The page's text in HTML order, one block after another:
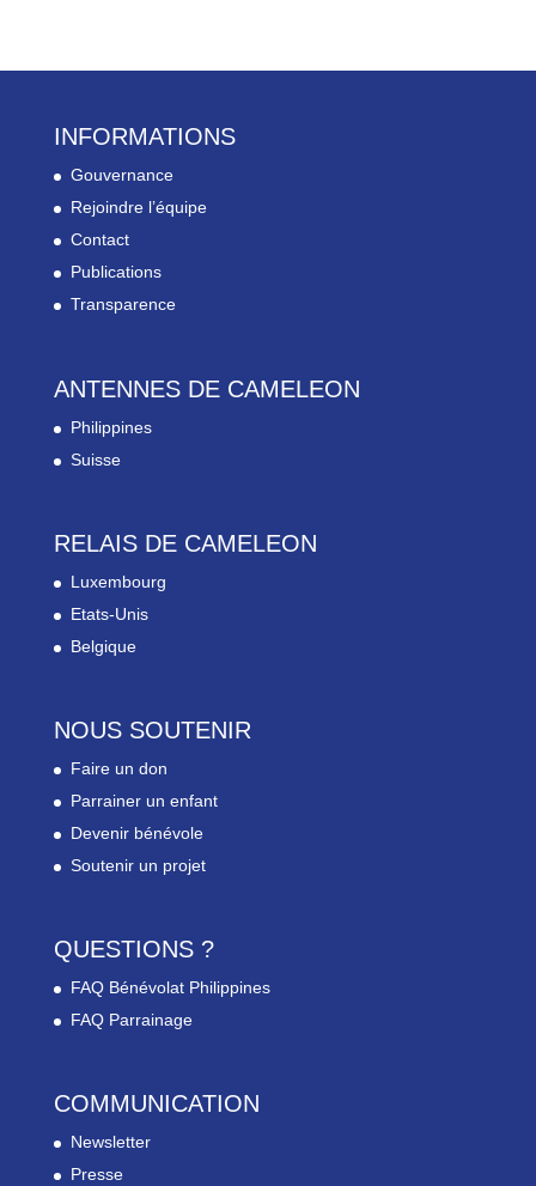
INFORMATIONS
Gouvernance
Rejoindre l’équipe
Contact
Publications
Transparence
ANTENNES DE CAMELEON
Philippines
Suisse
RELAIS DE CAMELEON
Luxembourg
Etats-Unis
Belgique
NOUS SOUTENIR
Faire un don
Parrainer un enfant
Devenir bénévole
Soutenir un projet
QUESTIONS ?
FAQ Bénévolat Philippines
FAQ Parrainage
COMMUNICATION
Newsletter
Presse